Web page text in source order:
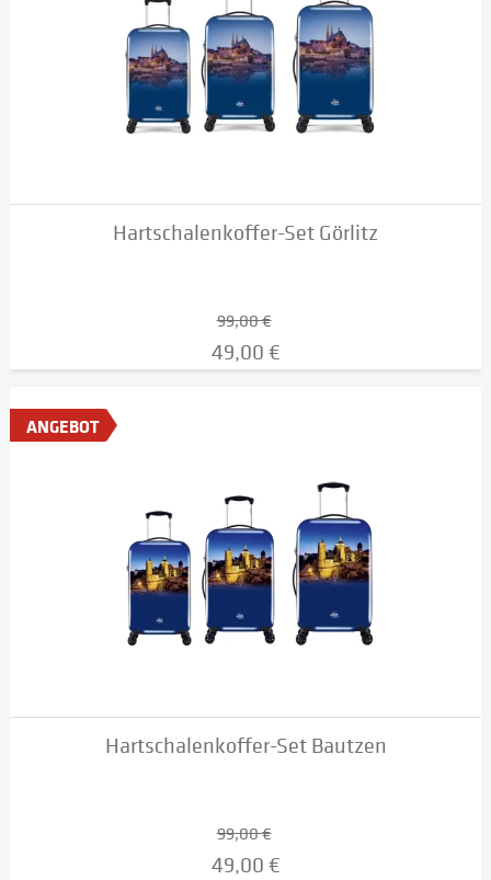
Hartschalenkoffer-Set Görlitz
99,00 €
49,00 €
ANGEBOT
Hartschalenkoffer-Set Bautzen
99,00 €
49,00 €